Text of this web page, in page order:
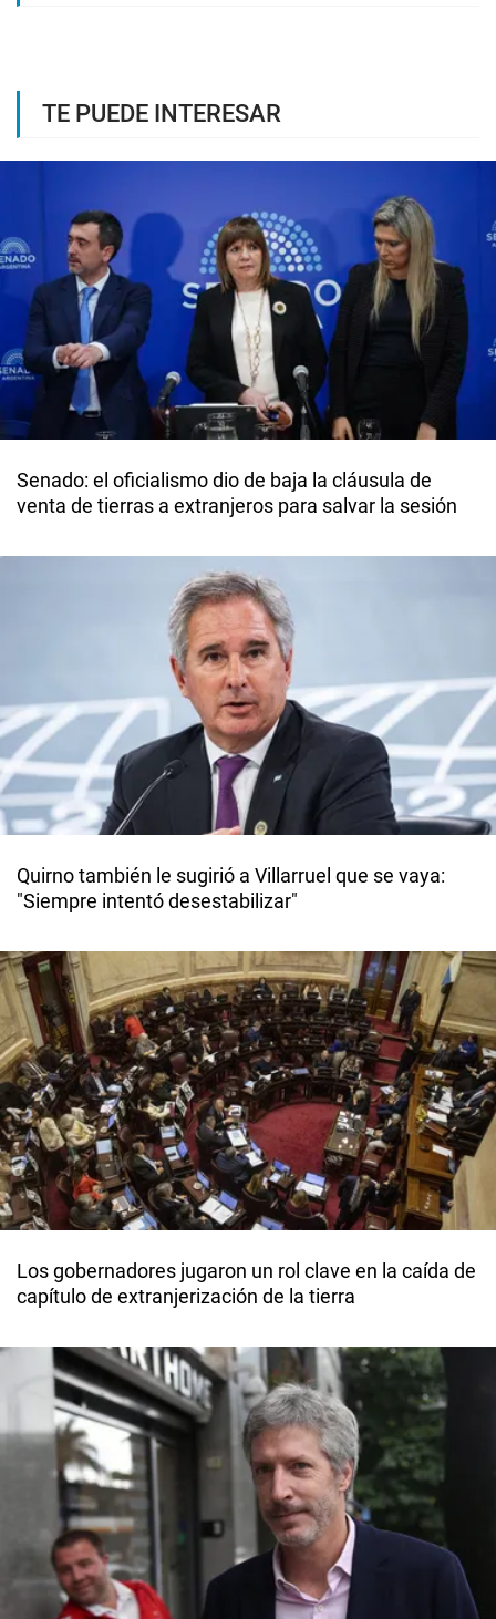
TE PUEDE INTERESAR
Senado: el oficialismo dio de baja la cláusula de
venta de tierras a extranjeros para salvar la sesión
Quirno también le sugirió a Villarruel que se vaya:
"Siempre intentó desestabilizar"
Los gobernadores jugaron un rol clave en la caída de
capítulo de extranjerización de la tierra